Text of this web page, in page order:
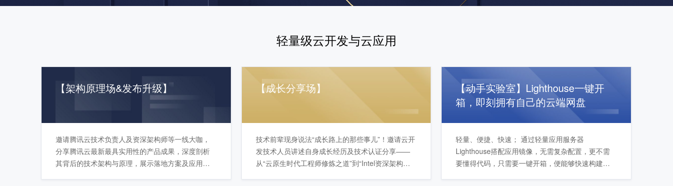
轻量级云开发与云应用
【架构原理场&发布升级】
邀请腾讯云技术负责人及资深架构师等一线大咖，
分享腾讯云最新最具实用性的产品成果，深度剖析
其背后的技术架构与原理，展示落地方案及应用实
【成长分享场】
技术前辈现身说法“成长路上的那些事儿”！邀请云开
发技术人员讲述自身成长经历及技术认证分享——
从“云原生时代工程师修炼之道”到“Intel资深架构师
【动手实验室】Lighthouse一键开
箱，即刻拥有自己的云端网盘
轻量、便捷、快速； 通过轻量应用服务器
Lighthouse搭配应用镜像，无需复杂配置，更不需
要懂得代码，只需要一键开箱，便能够快速构建属